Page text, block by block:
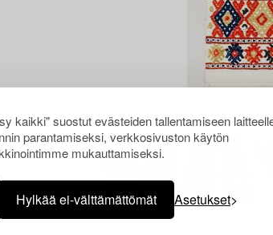
kaikki" suostut evästeiden tallentamiseen
parantamiseksi, verkkosivuston käytön
mukauttamiseksi.
Hylkää ei-välttämättömät Asetukset